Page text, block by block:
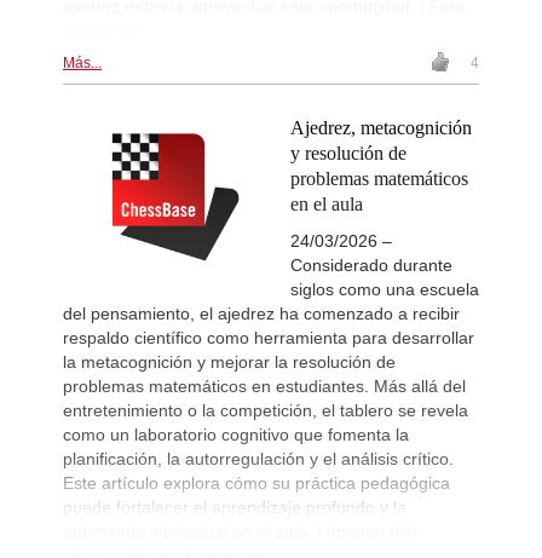
Más... 4
Ajedrez, metacognición
y resolución de
problemas matemáticos
en el aula
24/03/2026 –
Considerado durante
siglos como una escuela
del pensamiento, el ajedrez ha comenzado a recibir
respaldo científico como herramienta para desarrollar
la metacognición y mejorar la resolución de
problemas matemáticos en estudiantes. Más allá del
entretenimiento o la competición, el tablero se revela
como un laboratorio cognitivo que fomenta la
planificación, la autorregulación y el análisis crítico.
Este artículo explora cómo su práctica pedagógica
puede fortalecer el aprendizaje profundo y la